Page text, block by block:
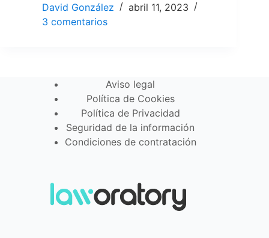
David González
abril 11, 2023
3 comentarios
Aviso legal
Política de Cookies
Política de Privacidad
Seguridad de la información
Condiciones de contratación